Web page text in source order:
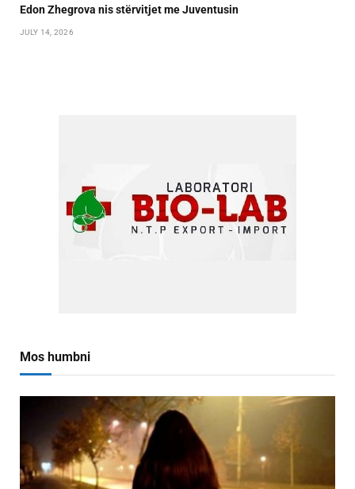
Edon Zhegrova nis stërvitjet me Juventusin
JULY 14, 2026
Mos humbni